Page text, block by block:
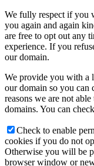
We fully respect if you
you again and again
are free to opt out any
experience. If you
our domain.
We provide you with a
our domain so you can
reasons we are not
domains. You can
Check to enable
cookies if you do not
Otherwise you will be
browser window or